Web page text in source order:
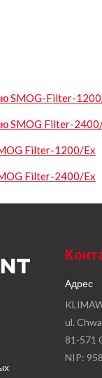
SMOG-Filter-
SMOG Filter-
Filter-1200/Ex
Filter-2400/Ex
Адрес
ul.
81-571
NIP: